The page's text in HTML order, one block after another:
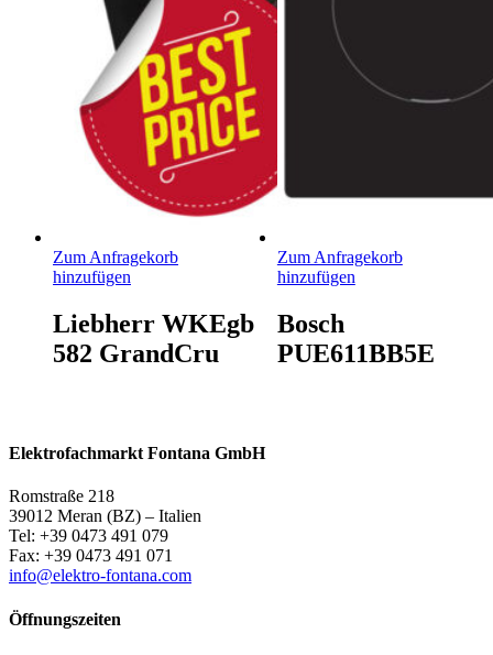
Zum Anfragekorb
hinzufügen
Liebherr WKEgb
582 GrandCru
Zum Anfragekorb
hinzufügen
Bosch
PUE611BB5E
Elektrofachmarkt Fontana GmbH
Romstraße 218
39012 Meran (BZ) – Italien
Tel: +39 0473 491 079
Fax: +39 0473 491 071
info@elektro-fontana.com
Öffnungszeiten